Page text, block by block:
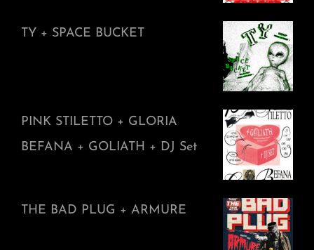
TY + SPACE BUCKET
PINK STILETTO + GLORIA
BEFANA + GOLIATH + DJ Set
THE BAD PLUG + ARMURE